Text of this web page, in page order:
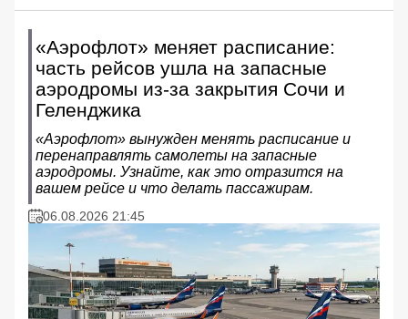
«Аэрофлот» меняет расписание:
часть рейсов ушла на запасные
аэродромы из-за закрытия Сочи и
Геленджика
«Аэрофлот» вынужден менять расписание и
перенаправлять самолеты на запасные
аэродромы. Узнайте, как это отразится на
вашем рейсе и что делать пассажирам.
06.08.2026 21:45